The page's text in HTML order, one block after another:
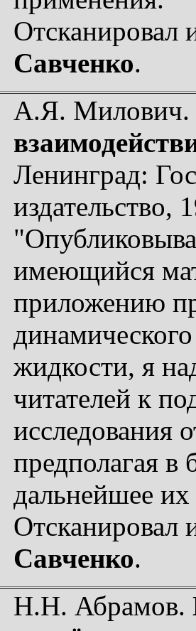
Отсканировал
Савченко.
А.Я. Милович.
Ленинград:
издательство,
имеющийся
приложению
жидкости, я
читателей к
исследования
предполагая
дальнейшее их
Отсканировал
Савченко.
Н.Н. Абрамов.